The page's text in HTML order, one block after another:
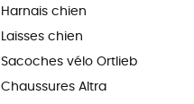
Harnais chien
Laisses chien
Sacoches vélo Ortlieb
Chaussures Altra